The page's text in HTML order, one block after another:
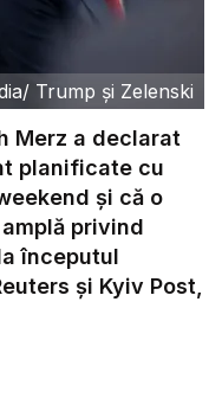
/ Trump și Zelenski
Merz a declarat
planificate cu
și că o
privind
începutul
și Kyiv Post,